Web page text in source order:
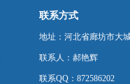
联系方式
地址：河北省廊坊市大
联系人：郝艳辉
联系QQ：872586202